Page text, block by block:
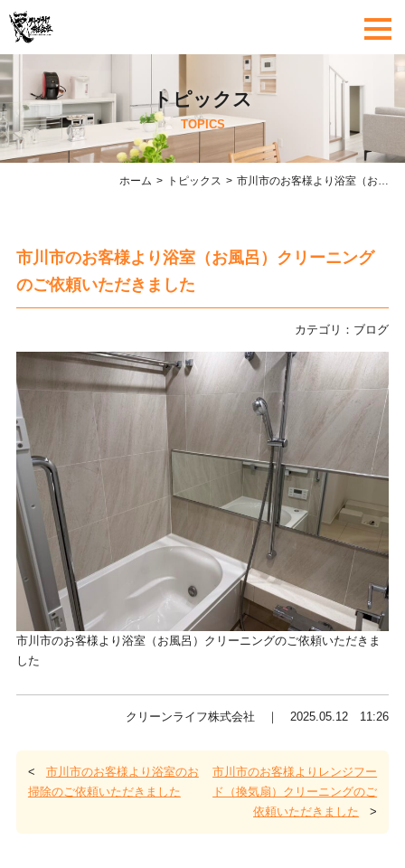
トピックス
TOPICS
ホーム トピックス 市川市のお客様より浴室（お風呂）クリーニングのご依頼いただきました
市川市のお客様より浴室（お風呂）クリーニング
のご依頼いただきました
カテゴリ： ブログ
市川市のお客様より浴室（お風呂）クリーニングのご依頼いただきま
した
クリーンライフ株式会社 ｜ 2025.05.12 11:26
< 市川市のお客様より浴室のお
掃除のご依頼いただきました
市川市のお客様よりレンジフー
ド（換気扇）クリーニングのご
依頼いただきました >